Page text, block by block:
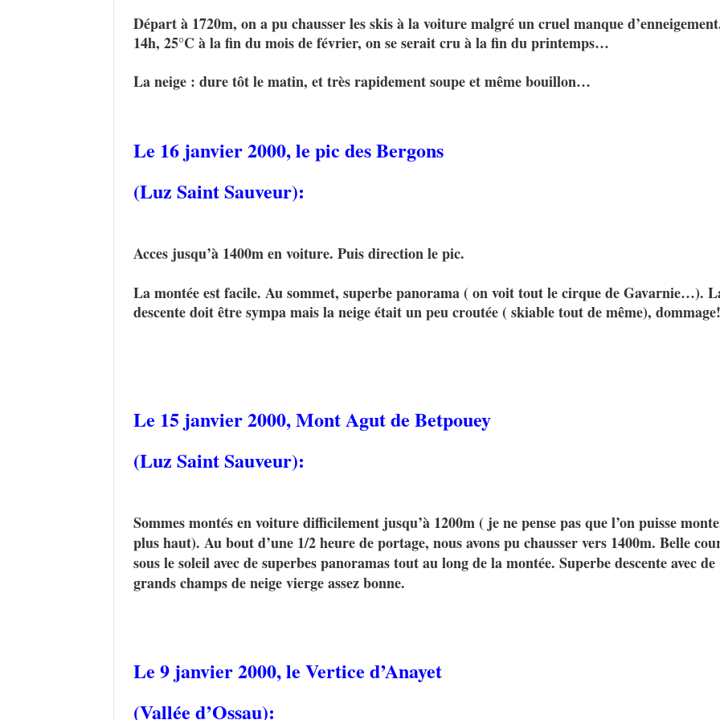
Départ à 1720m, on a pu chausser les skis à la voiture malgré un cruel manque
14h, 25°C à la fin du mois de février, on se serait cru à la fin du printemps…
La neige : dure tôt le matin, et très rapidement soupe et même bouillon…
Le 16 janvier 2000,le pic des Bergons
(Luz Saint Sauveur):
Acces jusqu’à 1400m en voiture. Puis direction le pic.
La montée est facile. Au sommet, superbe panorama ( on voit tout le cirque de Gavarnie…).
descente doit être sympa mais la neige était un peu croutée ( skiable tout de même), dommage!
Le 15 janvier 2000,Mont Agut de Betpouey
(Luz Saint Sauveur):
Sommes montés en voiture difficilement jusqu’à 1200m ( je ne pense pas que l’on puisse
plus haut). Au bout d’une 1/2 heure de portage, nous avons pu chausser vers 1400m. Belle
sous le soleil avec de superbes panoramas tout au long de la montée. Superbe descente avec de
grands champs de neige vierge assez bonne.
Le 9 janvier 2000,le Vertice d’Anayet
(Vallée d’Ossau):